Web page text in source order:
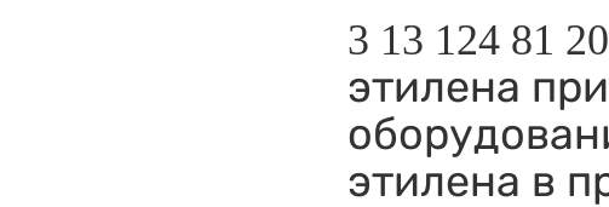
3 13 124 81
этилена
этилена в